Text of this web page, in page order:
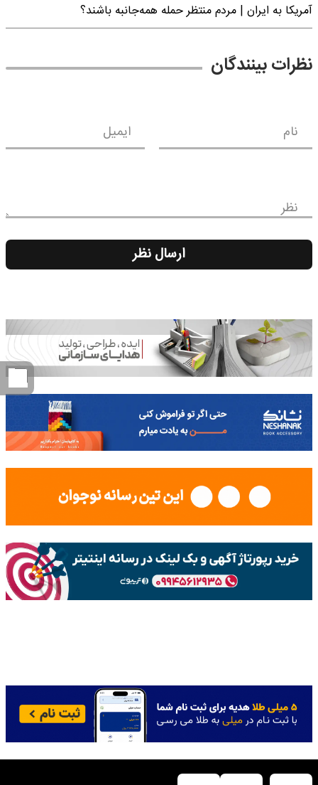
آمریکا به ایران | مردم منتظر حمله همه‌جانبه باشند؟
نظرات بینندگان
نام ایمیل
نظر
ارسال نظر